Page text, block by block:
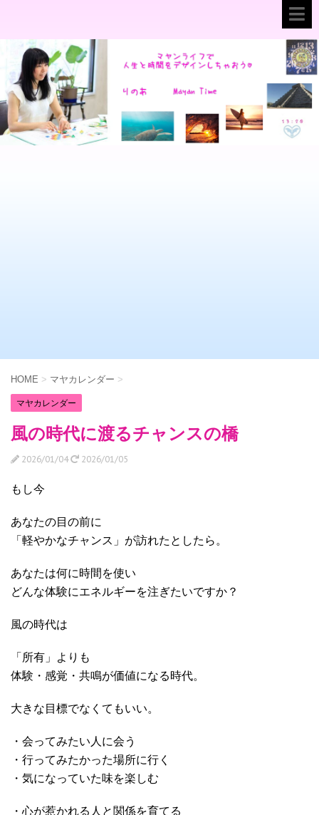
HOME > マヤカレンダー >
マヤカレンダー
風の時代に渡るチャンスの橋
2026/01/04 2026/01/05
もし今
あなたの目の前に
「軽やかなチャンス」が訪れたとしたら。
あなたは何に時間を使い
どんな体験にエネルギーを注ぎたいですか？
風の時代は
「所有」よりも
体験・感覚・共鳴が価値になる時代。
大きな目標でなくてもいい。
・会ってみたい人に会う
・行ってみたかった場所に行く
・気になっていた味を楽しむ
・心が惹かれる人と関係を育てる